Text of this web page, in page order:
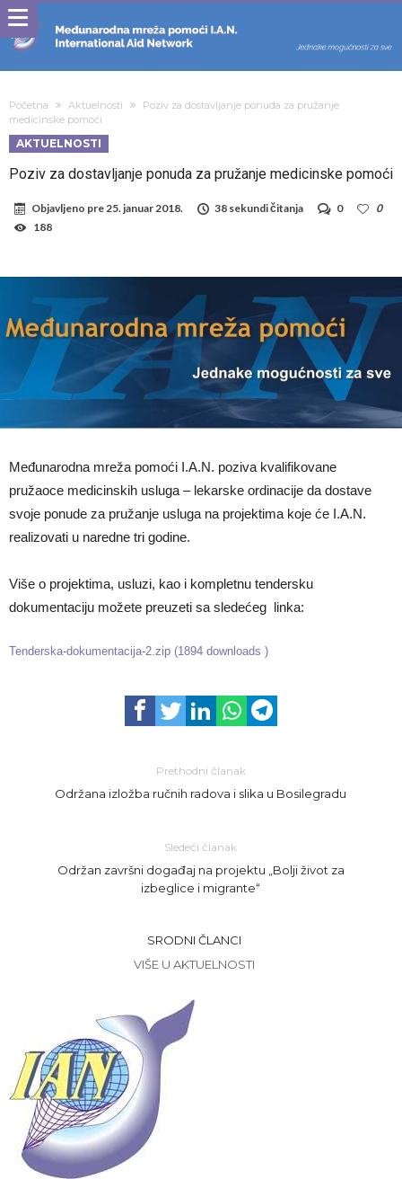
Početna Aktuelnosti
Poziv za dostavljanje ponuda za pružanje
medicinske pomoći
AKTUELNOSTI
Poziv za dostavljanje ponuda za pružanje medicinske pomoći
Objavljeno pre25. januar 2018. 38 sekundi čitanja 0
0
188
Međunarodna mreža pomoći I.A.N. poziva kvalifikovane
pružaoce medicinskih usluga – lekarske ordinacije da dostave
svoje ponude za pružanje usluga na projektima koje će I.A.N.
realizovati u naredne tri godine.
Više o projektima, usluzi, kao i kompletnu tendersku
dokumentaciju možete preuzeti sa sledećeg linka:
Tenderska-dokumentacija-2.zip (1894 downloads )
Prethodni članak
Održana izložba ručnih radova i slika u Bosilegradu
Sledeći članak
Održan završni događaj na projektu „Bolji život za
izbeglice i migrante“
SRODNI ČLANCI
VIŠE U AKTUELNOSTI